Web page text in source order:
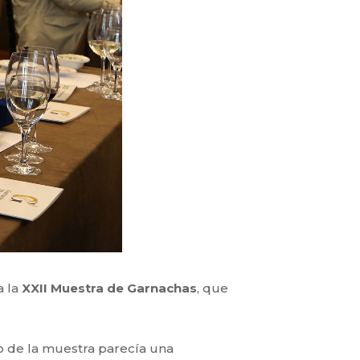
laXXII Muestra de Garnachas, que
de la muestra parecía una